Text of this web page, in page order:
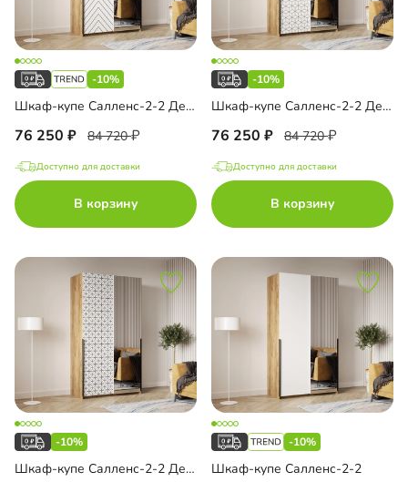
-10%
Шкаф-купе Салленс-2-2 Декор 1
76 250 84 720
Доступно для доставки
В корзину
-10%
Шкаф-купе Салленс-2-2 Декор 2
76 250 84 720
Доступно для доставки
В корзину
-10%
Шкаф-купе Салленс-2-2 Декор 3
-10%
Шкаф-купе Салленс-2-2